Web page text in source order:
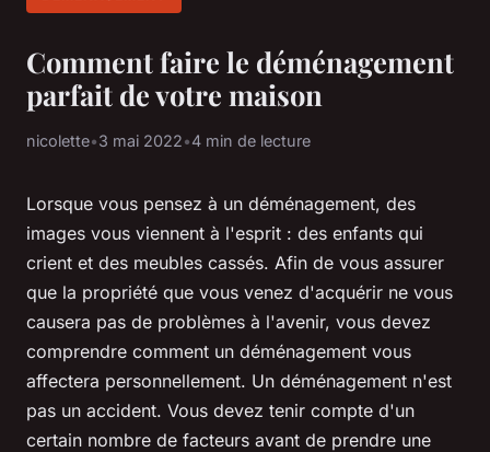
Comment faire le déménagement
parfait de votre maison
nicolette•3 mai 2022•4 min de lecture
Lorsque vous pensez à un déménagement, des
images vous viennent à l'esprit : des enfants qui
crient et des meubles cassés. Afin de vous assurer
que la propriété que vous venez d'acquérir ne vous
causera pas de problèmes à l'avenir, vous devez
comprendre comment un déménagement vous
affectera personnellement. Un déménagement n'est
pas un accident. Vous devez tenir compte d'un
certain nombre de facteurs avant de prendre une